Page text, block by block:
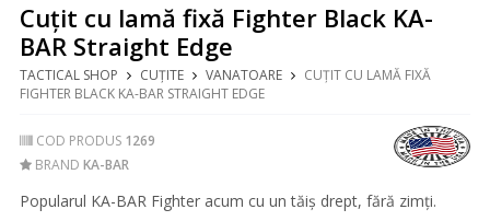
Cuțit cu lamă fixă Fighter Black KA-
BAR Straight Edge
TACTICAL SHOP CUȚITE VANATOARE
CUȚIT CU LAMĂ FIXĂ
FIGHTER BLACK KA-BAR STRAIGHT EDGE
COD PRODUS 1269
BRAND KA-BAR
Popularul KA-BAR Fighter acum cu un tăiș drept, fără zimți.